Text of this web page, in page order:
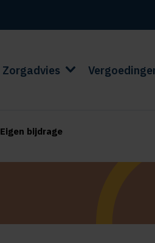
Zorgadvies
Eigen bijdrage